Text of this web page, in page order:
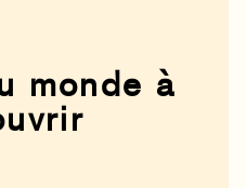
monde à